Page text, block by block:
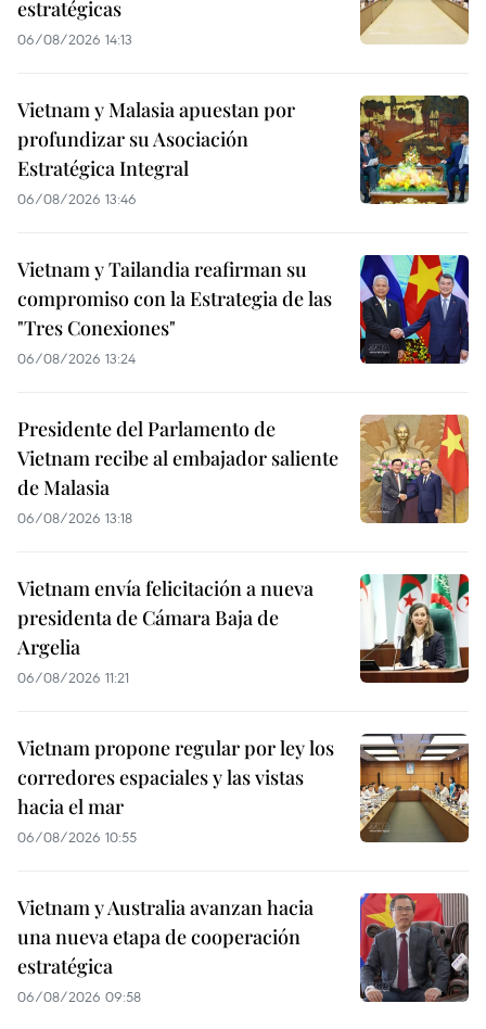
estratégicas
06/08/2026 14:13
Vietnam y Malasia apuestan por
profundizar su Asociación
Estratégica Integral
06/08/2026 13:46
Vietnam y Tailandia reafirman su
compromiso con la Estrategia de las
"Tres Conexiones"
06/08/2026 13:24
Presidente del Parlamento de
Vietnam recibe al embajador saliente
de Malasia
06/08/2026 13:18
Vietnam envía felicitación a nueva
presidenta de Cámara Baja de
Argelia
06/08/2026 11:21
Vietnam propone regular por ley los
corredores espaciales y las vistas
hacia el mar
06/08/2026 10:55
Vietnam y Australia avanzan hacia
una nueva etapa de cooperación
estratégica
06/08/2026 09:58